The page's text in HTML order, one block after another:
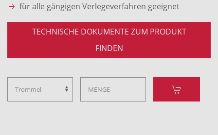
für alle gängigen Verlegeverfahren geeignet
TECHNISCHE DOKUMENTE ZUM PRODUKT
FINDEN